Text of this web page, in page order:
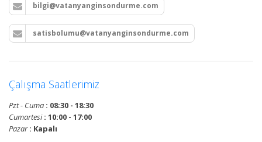
bilgi@vatanyanginsondurme.com
satisbolumu@vatanyanginsondurme.com
Çalışma Saatlerimiz
Pzt - Cuma : 08:30 - 18:30
Cumartesi: 10:00 - 17:00
Pazar: Kapalı